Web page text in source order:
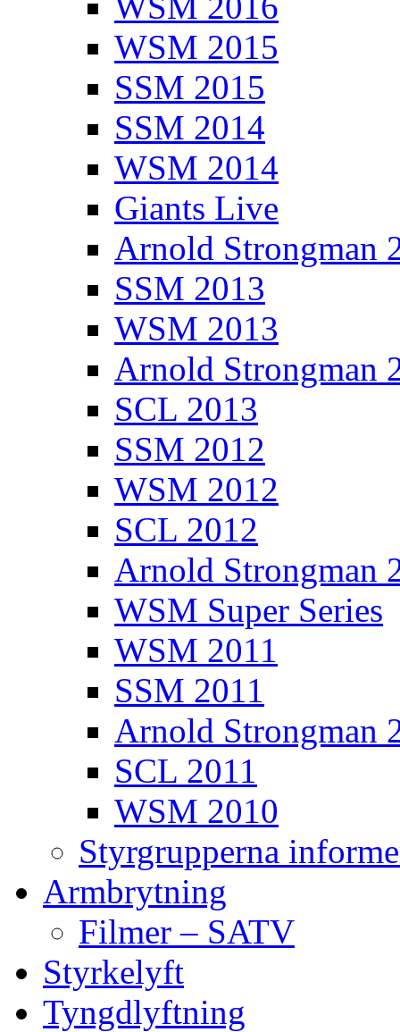
WSM 2015
SSM 2015
SSM 2014
WSM 2014
Giants Live
Arnold Strongman
SSM 2013
WSM 2013
Arnold Strongman
SCL 2013
SSM 2012
WSM 2012
SCL 2012
Arnold Strongman
WSM Super Series
WSM 2011
SSM 2011
Arnold Strongman
SCL 2011
WSM 2010
Styrgrupperna
Armbrytning
Filmer – SATV
Styrkelyft
Tyngdlyftning